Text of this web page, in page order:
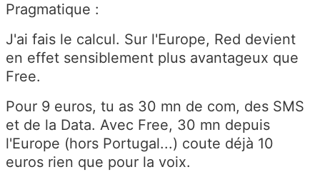
Pragmatique :
J'ai fais le calcul. Sur l'Europe, Red devient
en effet sensiblement plus avantageux que
Free.
Pour 9 euros, tu as 30 mn de com, des SMS
et de la Data. Avec Free, 30 mn depuis
l'Europe (hors Portugal...) coute déjà 10
euros rien que pour la voix.